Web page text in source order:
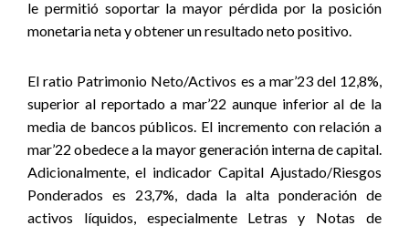
le permitió soportar la mayor pérdida por la posición
monetaria neta y obtener un resultado neto positivo.
El ratio Patrimonio Neto/Activos es a mar’23 del 12,8%,
superior al reportado a mar’22 aunque inferior al de la
media de bancos públicos. El incremento con relación a
mar’22 obedece a la mayor generación interna de capital.
Adicionalmente, el indicador Capital Ajustado/Riesgos
Ponderados es 23,7%, dada la alta ponderación de
activos líquidos, especialmente Letras y Notas de